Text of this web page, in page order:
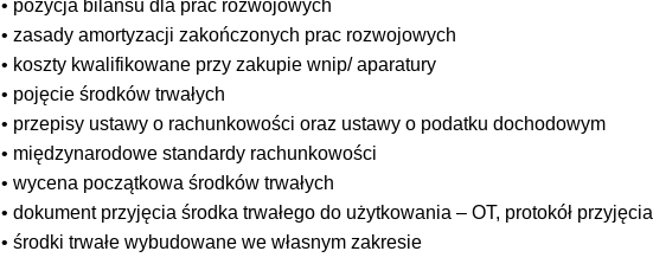
• pozycja bilansu dla prac rozwojowych
• zasady amortyzacji zakończonych prac rozwojowych
• koszty kwalifikowane przy zakupie wnip/ aparatury
• pojęcie środków trwałych
• przepisy ustawy o rachunkowości oraz ustawy o podatku dochodowym
• międzynarodowe standardy rachunkowości
• wycena początkowa środków trwałych
• dokument przyjęcia środka trwałego do użytkowania – OT, protokół przyjęcia
• środki trwałe wybudowane we własnym zakresie